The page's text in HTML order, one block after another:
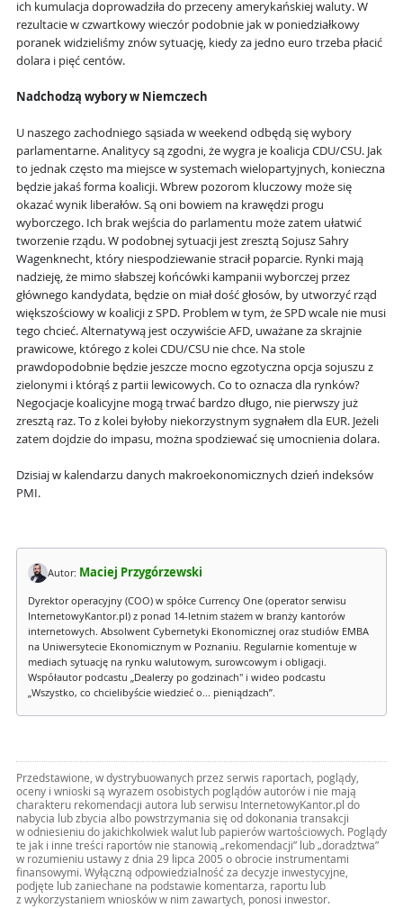
ich kumulacja doprowadziła do przeceny amerykańskiej waluty. W
rezultacie w czwartkowy wieczór podobnie jak w poniedziałkowy
poranek widzieliśmy znów sytuację, kiedy za jedno euro trzeba płacić
dolara i pięć centów.
Nadchodzą wybory w Niemczech
U naszego zachodniego sąsiada w weekend odbędą się wybory
parlamentarne. Analitycy są zgodni, że wygra je koalicja CDU/CSU. Jak
to jednak często ma miejsce w systemach wielopartyjnych, konieczna
będzie jakaś forma koalicji. Wbrew pozorom kluczowy może się
okazać wynik liberałów. Są oni bowiem na krawędzi progu
wyborczego. Ich brak wejścia do parlamentu może zatem ułatwić
tworzenie rządu. W podobnej sytuacji jest zresztą Sojusz Sahry
Wagenknecht, który niespodziewanie stracił poparcie. Rynki mają
nadzieję, że mimo słabszej końcówki kampanii wyborczej przez
głównego kandydata, będzie on miał dość głosów, by utworzyć rząd
większościowy w koalicji z SPD. Problem w tym, że SPD wcale nie musi
tego chcieć. Alternatywą jest oczywiście AFD, uważane za skrajnie
prawicowe, którego z kolei CDU/CSU nie chce. Na stole
prawdopodobnie będzie jeszcze mocno egzotyczna opcja sojuszu z
zielonymi i którąś z partii lewicowych. Co to oznacza dla rynków?
Negocjacje koalicyjne mogą trwać bardzo długo, nie pierwszy już
zresztą raz. To z kolei byłoby niekorzystnym sygnałem dla EUR. Jeżeli
zatem dojdzie do impasu, można spodziewać się umocnienia dolara.
Dzisiaj w kalendarzu danych makroekonomicznych dzień indeksów
PMI.
Autor: Maciej Przygórzewski
Dyrektor operacyjny (COO) w spółce Currency One (operator serwisu
InternetowyKantor.pl) z ponad 14-letnim stażem w branży kantorów
internetowych. Absolwent Cybernetyki Ekonomicznej oraz studiów EMBA
na Uniwersytecie Ekonomicznym w Poznaniu. Regularnie komentuje w
mediach sytuację na rynku walutowym, surowcowym i obligacji.
Współautor podcastu „Dealerzy po godzinach" i wideo podcastu
„Wszystko, co chcielibyście wiedzieć o... pieniądzach”.
Przedstawione, w dystrybuowanych przez serwis raportach, poglądy,
oceny i wnioski są wyrazem osobistych poglądów autorów i nie mają
charakteru rekomendacji autora lub serwisu InternetowyKantor.pl do
nabycia lub zbycia albo powstrzymania się od dokonania transakcji
w odniesieniu do jakichkolwiek walut lub papierów wartościowych. Poglądy
te jak i inne treści raportów nie stanowią „rekomendacji” lub „doradztwa”
w rozumieniu ustawy z dnia 29 lipca 2005 o obrocie instrumentami
finansowymi. Wyłączną odpowiedzialność za decyzje inwestycyjne,
podjęte lub zaniechane na podstawie komentarza, raportu lub
z wykorzystaniem wniosków w nim zawartych, ponosi inwestor.